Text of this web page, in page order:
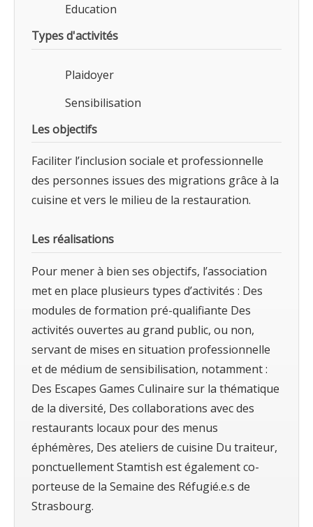
Education
Types d'activités
Plaidoyer
Sensibilisation
Les objectifs
Faciliter l’inclusion sociale et professionnelle
des personnes issues des migrations grâce à la
cuisine et vers le milieu de la restauration.
Les réalisations
Pour mener à bien ses objectifs, l’association
met en place plusieurs types d’activités : Des
modules de formation pré-qualifiante Des
activités ouvertes au grand public, ou non,
servant de mises en situation professionnelle
et de médium de sensibilisation, notamment :
Des Escapes Games Culinaire sur la thématique
de la diversité, Des collaborations avec des
restaurants locaux pour des menus
éphémères, Des ateliers de cuisine Du traiteur,
ponctuellement Stamtish est également co-
porteuse de la Semaine des Réfugié.e.s de
Strasbourg.